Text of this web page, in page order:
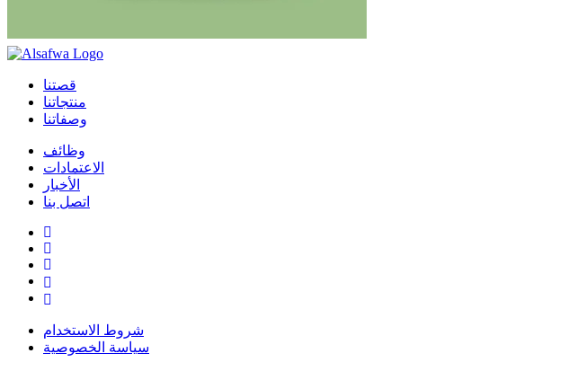
قصتنا
منتجاتنا
وصفاتنا
وظائف
الاعتمادات
الأخبار
اتصل بنا
شروط الاستخدام
سياسة الخصوصية